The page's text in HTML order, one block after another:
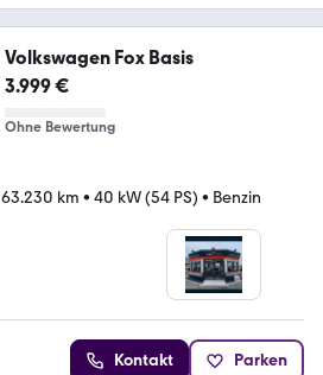
Volkswagen Fox Basis
3.999 €
Ohne Bewertung
63.230 km • 40 kW (54 PS) • Benzin
Kontakt Parken